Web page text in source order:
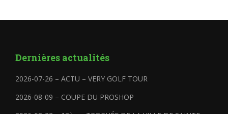
Dernières actualités
2026-07-26 – ACTU – VERY GOLF TOUR
2026-08-09 – COUPE DU PROSHOP